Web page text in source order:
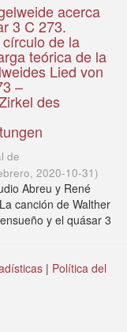
acerca
3 C 273.
de la
teórica de la
Lied von
–
des
de
, 2020-10-31)
Abreu y René
canción de Walther
y el quásar 3
| Política del